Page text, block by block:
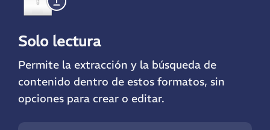
Solo lectura
Permite la extracción y la búsqueda de
contenido dentro de estos formatos, sin
opciones para crear o editar.